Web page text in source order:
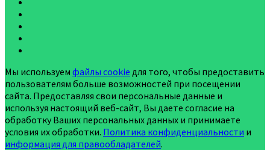
Мы используем файлы cookie для того, чтобы предоставить
пользователям больше возможностей при посещении
сайта. Предоставляя свои персональные данные и
используя настоящий веб-сайт, Вы даете согласие на
обработку Ваших персональных данных и принимаете
условия их обработки. Политика конфиденциальности и
информация для правообладателей.